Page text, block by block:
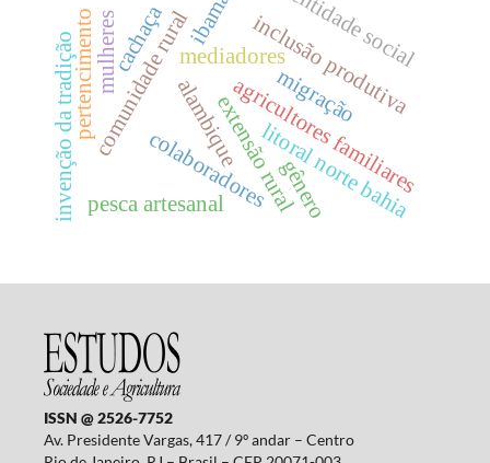
inclusão produtiva
agricultores familiares
extensão rural
mediadores
migração
comunidade rural
pertencimento identidade social
litoral norte bahia
colaboradores
invenção da tradição cachaça
alambique
pesca artesanal
ibama
mulheres
gênero
ISSN @ 2526-7752
Av. Presidente Vargas, 417 / 9º andar – Centro